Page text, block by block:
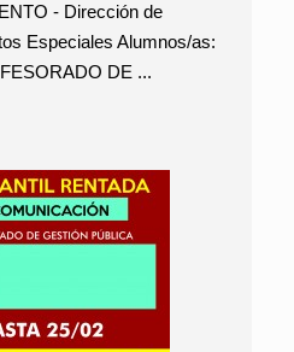
- Dirección de
Especiales Alumnos/as:
DE ...